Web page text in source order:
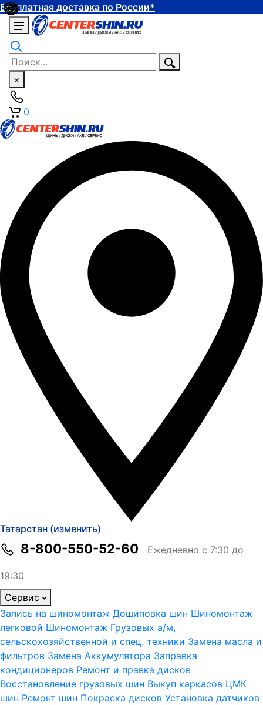
Бесплатная доставка по России*
×
0
Татарстан (изменить)
8-800-550-52-60 Ежедневно с 7:30 до
19:30
Сервис
Запись на шиномонтаж Дошиповка шин Шиномонтаж
легковой Шиномонтаж Грузовых а/м,
сельскохозяйственной и спец. техники Замена масла и
фильтров Замена Аккумулятора Заправка
кондиционеров Ремонт и правка дисков
Восстановление грузовых шин Выкуп каркасов ЦМК
шин Ремонт шин Покраска дисков Установка датчиков